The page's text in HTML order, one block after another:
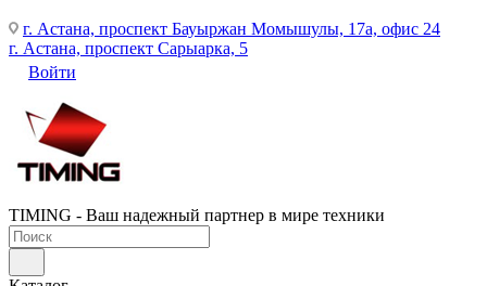
г. Астана, проспект Бауыржан Момышулы, 17а, офис 24
г. Астана, проспект Сарыарка, 5
Войти
TIMING - Ваш надежный партнер в мире техники